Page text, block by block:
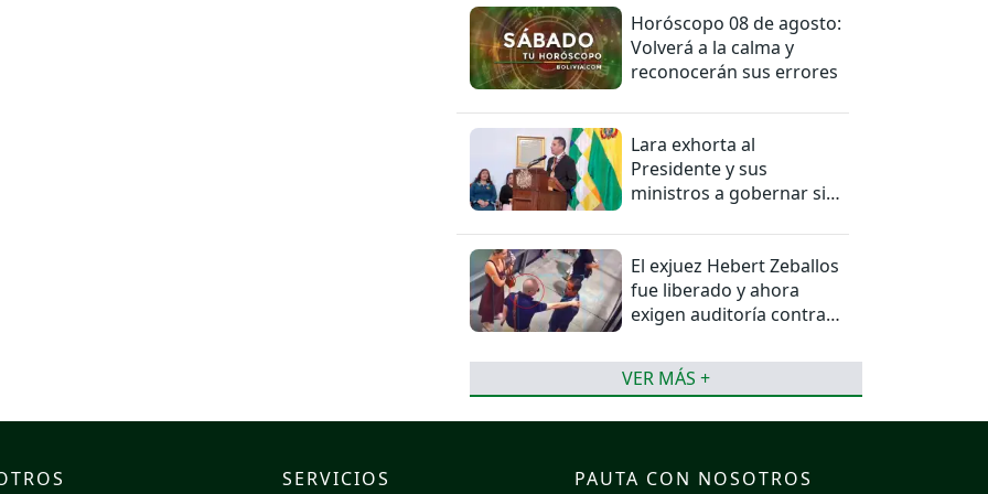
Horóscopo 08 de agosto:
Volverá a la calma y
reconocerán sus errores
Lara exhorta al
Presidente y sus
ministros a gobernar sin
El exjuez Hebert Zeballos
fue liberado y ahora
exigen auditoría contra
VER MÁS +
SERVICIOS PAUTA CON NOSOTROS